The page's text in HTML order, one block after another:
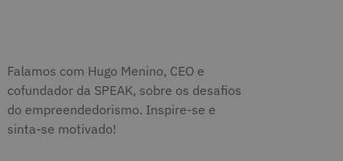
Falamos com Hugo Menino, CEO e
cofundador da SPEAK, sobre os desafios
do empreendedorismo. Inspire-se e
sinta-se motivado!